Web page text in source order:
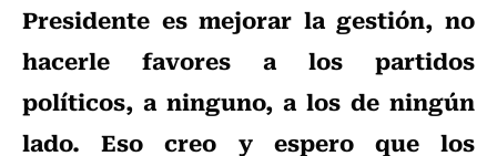
Presidente es mejorar la gestión, no
hacerle favores a los partidos
políticos, a ninguno, a los de ningún
lado. Eso creo y espero que los